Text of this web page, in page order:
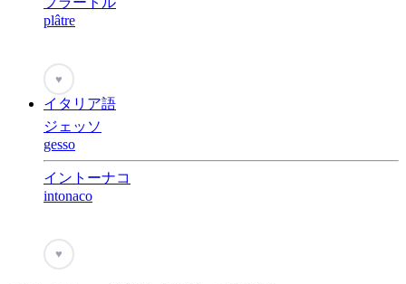
plâtre
♥
イタリア語
ジェッソ
gesso
イントーナコ
intonaco
♥